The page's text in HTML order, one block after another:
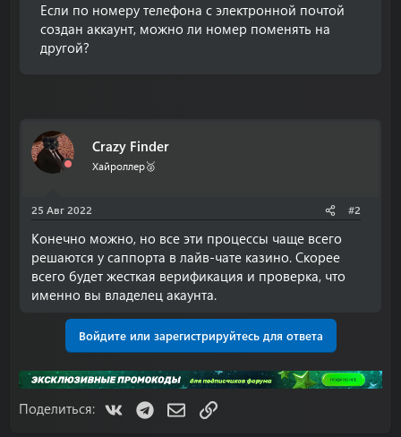
Если по номеру телефона с электронной почтой
создан аккаунт, можно ли номер поменять на
другой?
Crazy Finder
Хайроллер🥈
25 Авг 2022 #2
Конечно можно, но все эти процессы чаще всего
решаются у саппорта в лайв-чате казино. Скорее
всего будет жесткая верификация и проверка, что
именно вы владелец акаунта.
Войдите или зарегистрируйтесь для ответа
Поделиться: VK TelegramЭлектронная почта
Ссылка